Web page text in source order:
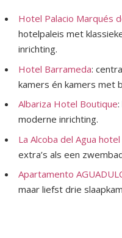
Hotel Palacio Marqués
hotelpaleis met
inrichting.
Hotel Barrameda:
kamers én kamers met
Albariza Hotel Boutique
moderne inrichting.
La Alcoba del Agua
extra’s als een
Apartamento
maar liefst drie